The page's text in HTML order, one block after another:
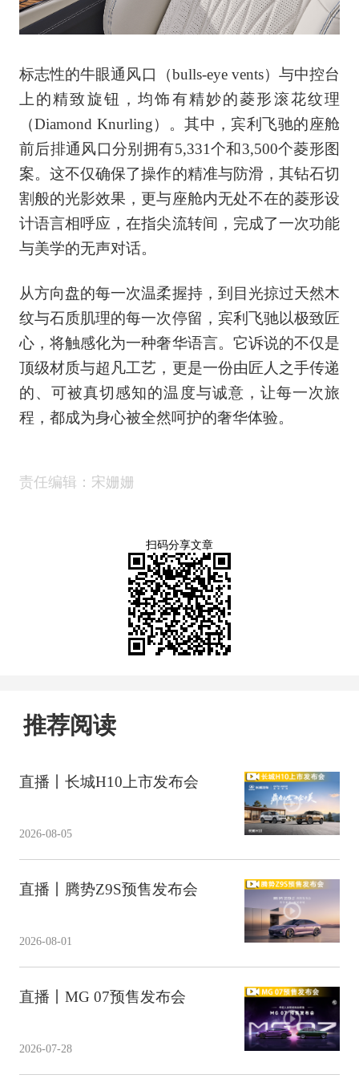
标志性的牛眼通风口（bulls-eye vents）与中控台
上的精致旋钮，均饰有精妙的菱形滚花纹理
（Diamond Knurling）。其中，宾利飞驰的座舱
前后排通风口分别拥有5,331个和3,500个菱形图
案。这不仅确保了操作的精准与防滑，其钻石切
割般的光影效果，更与座舱内无处不在的菱形设
计语言相呼应，在指尖流转间，完成了一次功能
与美学的无声对话。
从方向盘的每一次温柔握持，到目光掠过天然木
纹与石质肌理的每一次停留，宾利飞驰以极致匠
心，将触感化为一种奢华语言。它诉说的不仅是
顶级材质与超凡工艺，更是一份由匠人之手传递
的、可被真切感知的温度与诚意，让每一次旅
程，都成为身心被全然呵护的奢华体验。
责任编辑：宋姗姗
扫码分享文章
推荐阅读
直播丨长城H10上市发布会
2026-08-05
直播丨腾势Z9S预售发布会
2026-08-01
直播丨MG 07预售发布会
2026-07-28